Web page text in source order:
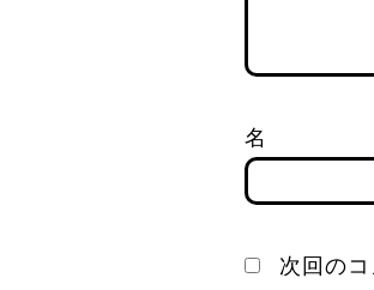
次回の